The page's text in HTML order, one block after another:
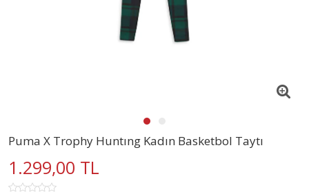
Puma X Trophy Huntıng Kadın Basketbol Taytı
1.299,00 TL